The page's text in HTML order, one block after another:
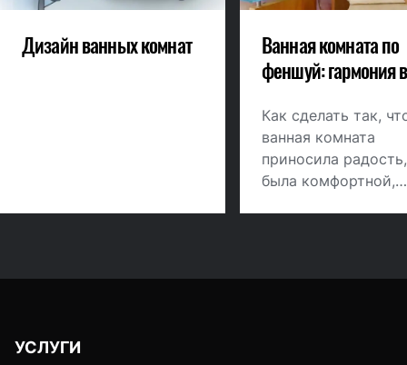
Дизайн ванных комнат
Ванная комната по
феншуй: гармония в
Как сделать так,
ванная комната
приносила радость,
была комфортной,
УСЛУГИ